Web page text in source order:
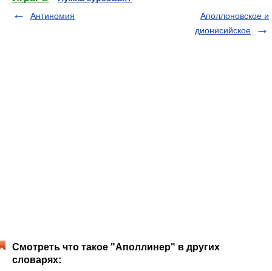
Антиномия
Аполлоновское и
дионисийское
Смотреть что такое "Аполлинер" в других
словарях: